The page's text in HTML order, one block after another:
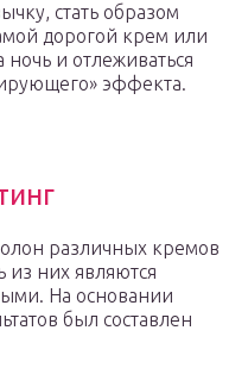
стать образом
дорогой крем или
ночь и отлеживаться
эффекта.
различных кремов
из них являются
На основании
был составлен